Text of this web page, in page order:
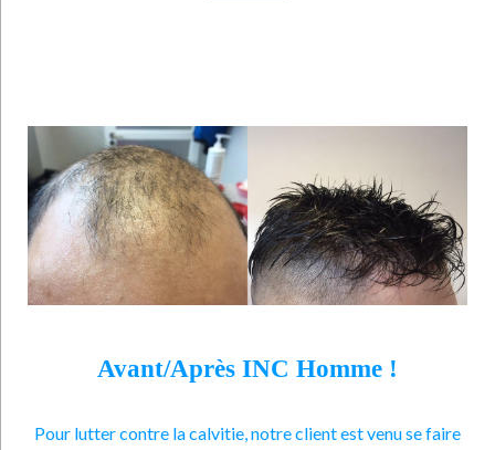
Avant/Après INC Homme !
Pour lutter contre la calvitie, notre client est venu se faire